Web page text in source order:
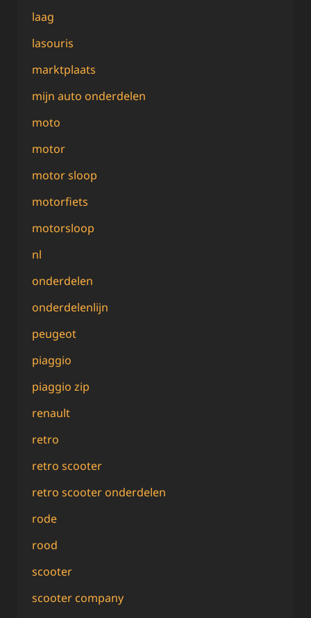
laag
lasouris
marktplaats
mijn auto onderdelen
moto
motor
motor sloop
motorfiets
motorsloop
nl
onderdelen
onderdelenlijn
peugeot
piaggio
piaggio zip
renault
retro
retro scooter
retro scooter onderdelen
rode
rood
scooter
scooter company